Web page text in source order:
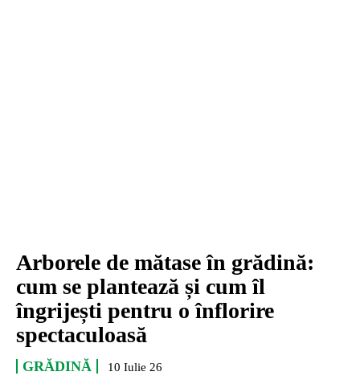
Arborele de mătase în grădină:
cum se plantează și cum îl
îngrijești pentru o înflorire
spectaculoasă
GRĂDINĂ 10 Iulie 26